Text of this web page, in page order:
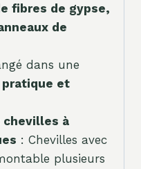
fibres de gypse,
de
dans une
et
chevilles à
: Chevilles avec
plusieurs